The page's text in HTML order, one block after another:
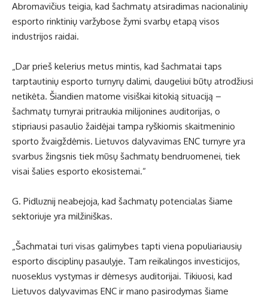
Abromavičius teigia, kad šachmatų atsiradimas nacionalinių
esporto rinktinių varžybose žymi svarbų etapą visos
industrijos raidai.
„Dar prieš kelerius metus mintis, kad šachmatai taps
tarptautinių esporto turnyrų dalimi, daugeliui būtų atrodžiusi
netikėta. Šiandien matome visiškai kitokią situaciją –
šachmatų turnyrai pritraukia milijonines auditorijas, o
stipriausi pasaulio žaidėjai tampa ryškiomis skaitmeninio
sporto žvaigždėmis. Lietuvos dalyvavimas ENC turnyre yra
svarbus žingsnis tiek mūsų šachmatų bendruomenei, tiek
visai šalies esporto ekosistemai.“
G. Pidluznij neabejoja, kad šachmatų potencialas šiame
sektoriuje yra milžiniškas.
„Šachmatai turi visas galimybes tapti viena populiariausių
esporto disciplinų pasaulyje. Tam reikalingos investicijos,
nuoseklus vystymas ir dėmesys auditorijai. Tikiuosi, kad
Lietuvos dalyvavimas ENC ir mano pasirodymas šiame